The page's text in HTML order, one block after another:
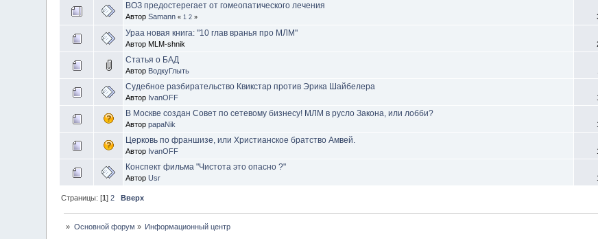
ВОЗ предостерегает от гомеопатического лечения
АвторSamann «1 2 »
Ураа новая книга: "10 глав вранья про МЛМ"
Автор MLM-shnik
Статья о БАД
Автор ВодкуГлыть
Судебное разбирательство Квикстар против Эрика Шайбелера
Автор IvanOFF
В Москве создан Совет по сетевому бизнесу! МЛМ в русло Закона, или лобби?
АвторpapaNik
Церковь по франшизе, или Христианское братство Амвей.
Автор IvanOFF
Конспект фильма "Чистота это опасно ?"
АвторUsr
Страницы: [1]2 Вверх
» Основной форум » Информационный центр